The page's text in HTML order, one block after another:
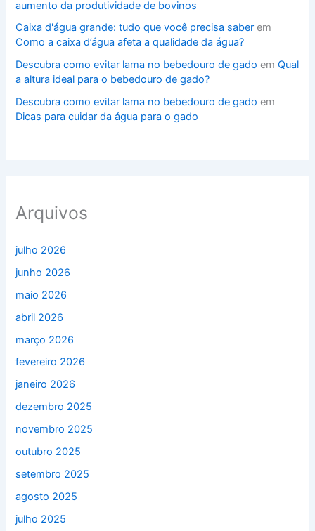
aumento da produtividade de bovinos
Caixa d'água grande: tudo que você precisa saber em
Como a caixa d’água afeta a qualidade da água?
Descubra como evitar lama no bebedouro de gado emQual
a altura ideal para o bebedouro de gado?
Descubra como evitar lama no bebedouro de gado em
Dicas para cuidar da água para o gado
Arquivos
julho 2026
junho 2026
maio 2026
abril 2026
março 2026
fevereiro 2026
janeiro 2026
dezembro 2025
novembro 2025
outubro 2025
setembro 2025
agosto 2025
julho 2025